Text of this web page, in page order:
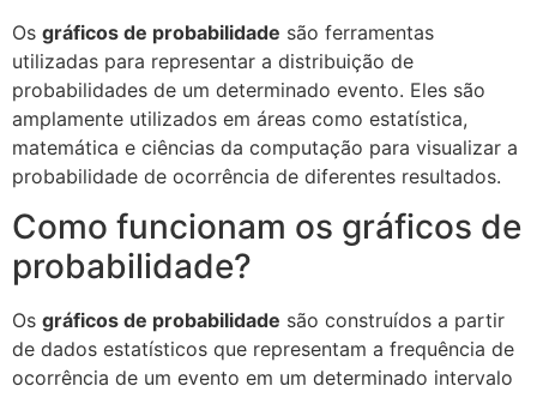
Os gráficos de probabilidade são ferramentas
utilizadas para representar a distribuição de
probabilidades de um determinado evento. Eles são
amplamente utilizados em áreas como estatística,
matemática e ciências da computação para visualizar a
probabilidade de ocorrência de diferentes resultados.
Como funcionam os gráficos de
probabilidade?
Os gráficos de probabilidade são construídos a partir
de dados estatísticos que representam a frequência de
ocorrência de um evento em um determinado intervalo